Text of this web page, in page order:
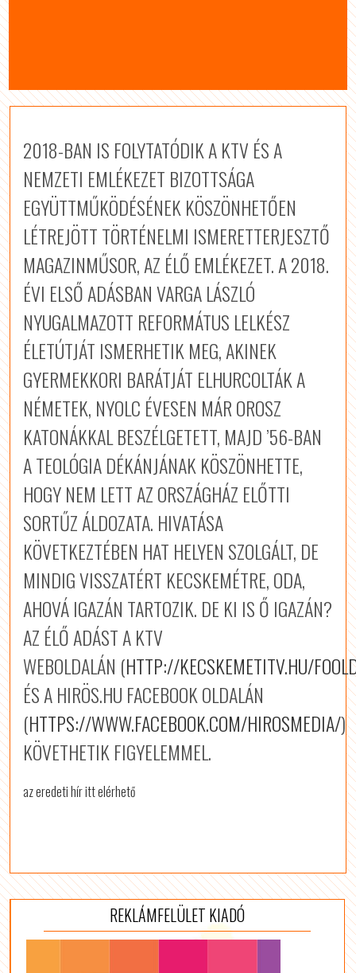
2018-BAN IS FOLYTATÓDIK A KTV ÉS A
NEMZETI EMLÉKEZET BIZOTTSÁGA
EGYÜTTMŰKÖDÉSÉNEK KÖSZÖNHETŐEN
LÉTREJÖTT TÖRTÉNELMI ISMERETTERJESZTŐ
MAGAZINMŰSOR, AZ ÉLŐ EMLÉKEZET. A 2018.
ÉVI ELSŐ ADÁSBAN VARGA LÁSZLÓ
NYUGALMAZOTT REFORMÁTUS LELKÉSZ
ÉLETÚTJÁT ISMERHETIK MEG, AKINEK
GYERMEKKORI BARÁTJÁT ELHURCOLTÁK A
NÉMETEK, NYOLC ÉVESEN MÁR OROSZ
KATONÁKKAL BESZÉLGETETT, MAJD ’56-BAN
A TEOLÓGIA DÉKÁNJÁNAK KÖSZÖNHETTE,
HOGY NEM LETT AZ ORSZÁGHÁZ ELŐTTI
SORTŰZ ÁLDOZATA. HIVATÁSA
KÖVETKEZTÉBEN HAT HELYEN SZOLGÁLT, DE
MINDIG VISSZATÉRT KECSKEMÉTRE, ODA,
AHOVÁ IGAZÁN TARTOZIK. DE KI IS Ő IGAZÁN?
AZ ÉLŐ ADÁST A KTV
WEBOLDALÁN (HTTP://KECSKEMETITV.HU/
ÉS A HIRÖS.HU FACEBOOK OLDALÁN
(HTTPS://WWW.FACEBOOK.COM/HIROSMEDIA/)
KÖVETHETIK FIGYELEMMEL.
az eredeti hír itt elérhető
REKLÁMFELÜLET KIADÓ